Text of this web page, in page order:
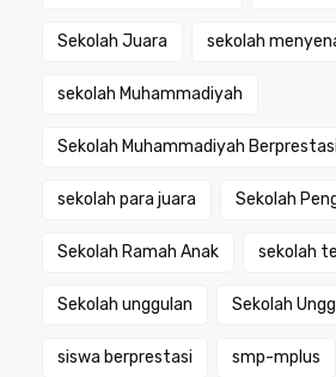
Sekolah Juara sekolah
sekolah Muhammadiyah
Sekolah Muhammadiyah Berprestasi
sekolah para juara Sekolah
Sekolah Ramah Anak sekolah
Sekolah unggulan Sekolah
siswa berprestasi smp-mplus